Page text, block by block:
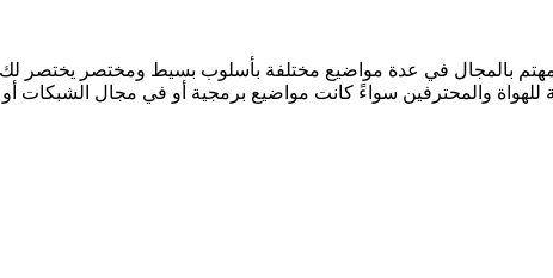
بالمجال في عدة مواضيع مختلفة بأسلوب بسيط ومختصر يختصر لك
والمحترفين سواءً كانت مواضيع برمجية أو في مجال الشبكات أو